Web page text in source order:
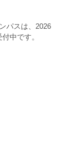
パスは、2026
中です。